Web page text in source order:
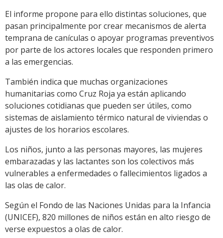
El informe propone para ello distintas soluciones, que
pasan principalmente por crear mecanismos de alerta
temprana de canículas o apoyar programas preventivos
por parte de los actores locales que responden primero
a las emergencias.
También indica que muchas organizaciones
humanitarias como Cruz Roja ya están aplicando
soluciones cotidianas que pueden ser útiles, como
sistemas de aislamiento térmico natural de viviendas o
ajustes de los horarios escolares.
Los niños, junto a las personas mayores, las mujeres
embarazadas y las lactantes son los colectivos más
vulnerables a enfermedades o fallecimientos ligados a
las olas de calor.
Según el Fondo de las Naciones Unidas para la Infancia
(UNICEF), 820 millones de niños están en alto riesgo de
verse expuestos a olas de calor.